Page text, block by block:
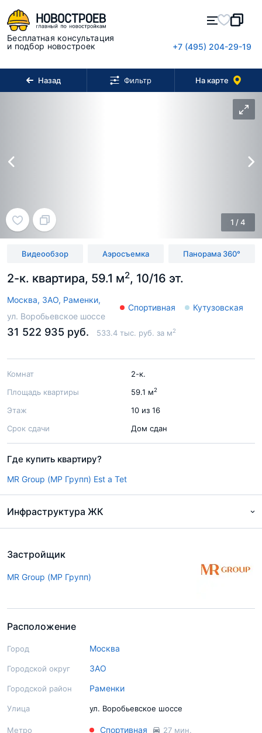
Бесплатная консультация
и подбор новостроек
+7 (495) 204-29-19
Назад Фильтр На карте
2-к. квартира, 59.1 м2, 10/16 эт.
Москва, ЗАО, Раменки,
ул. Воробьевское шоссе
Спортивная Кутузовская
Видеообзор Аэросъемка Панорама 360°
1 /4
31 522 935 руб. 533.4 тыс. руб. за м2
Комнат
2-к.
Площадь квартиры
59.1 м2
Этаж
10 из 16
Срок сдачи
Дом сдан
Где купить квартиру?
MR Group (МР Групп) Est a Tet
Застройщик
MR Group (МР Групп)
Расположение
Город Москва
Городской округ ЗАО
Городской район Раменки
Улица ул. Воробьевское шоссе
Метро Спортивная 27 мин.
Инфраструктура ЖК